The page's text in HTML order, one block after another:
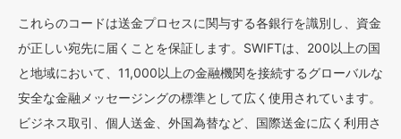
これらのコードは送金プロセスに関与する各銀行を識別し、資金
が正しい宛先に届くことを保証します。SWIFTは、200以上の国
と地域において、11,000以上の金融機関を接続するグローバルな
安全な金融メッセージングの標準として広く使用されています。
ビジネス取引、個人送金、外国為替など、国際送金に広く利用さ